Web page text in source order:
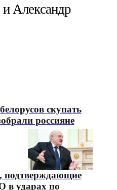
Александр
скупать
россияне
подтверждающие
в ударах по